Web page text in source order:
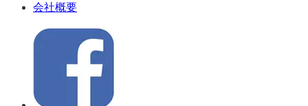
会社概要